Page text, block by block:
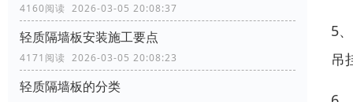
4160阅读 2026-03-05 20:08:37
轻质隔墙板安装施工要点
4171阅读 2026-03-05 20:08:23
轻质隔墙板的分类
5
吊